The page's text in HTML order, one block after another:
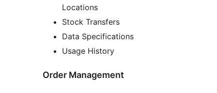
Locations
Stock Transfers
Data Specifications
Usage History
Order Management